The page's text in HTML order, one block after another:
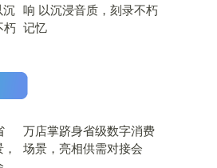
响 以沉浸音质，刻录不朽
记忆
万店掌跻身省级数字消费
场景，亮相供需对接会